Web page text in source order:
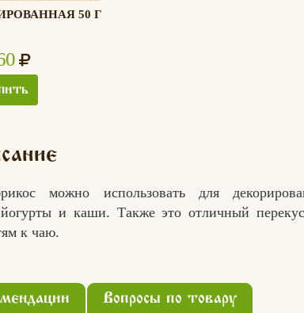
50 Г
можно использовать для
и каши. Также это отличный
к чаю.
Вопросы по товару